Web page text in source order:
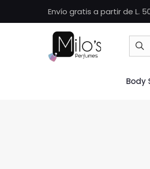
Envío gratis a partir de L.
Body